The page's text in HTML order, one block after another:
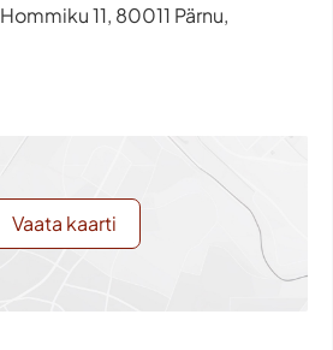
Hommiku 11, 80011 Pärnu,
Vaata kaarti